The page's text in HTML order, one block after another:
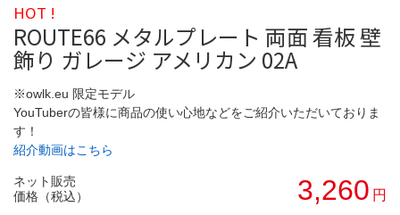
HOT !
ROUTE66 メタルプレート 両面 看板 壁
飾り ガレージ アメリカン 02A
※owlk.eu 限定モデル
YouTuberの皆様に商品の使い心地などをご紹介いただいておりま
す！
紹介動画はこちら
ネット販売
価格（税込）
3,260 円